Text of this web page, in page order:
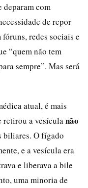
deparam com
de repor
redes sociais e
“quem não tem
sempre”. Mas será
atual, é mais
retirou a vesícula não
biliares. O fígado
e a vesícula era
e liberava a bile
uma minoria de